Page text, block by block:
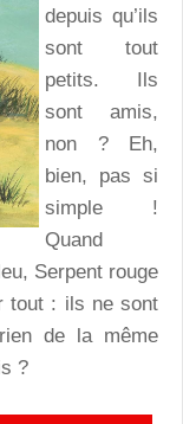
depuis qu’ils
sont tout
petits. Ils
sont amis,
non ? Eh,
bien, pas si
simple !
Quand
Serpent rouge
tout : ils ne sont
de la même
?